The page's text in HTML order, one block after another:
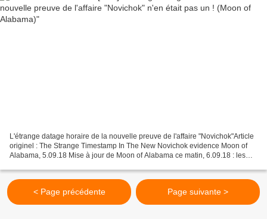
L'étrange datage horaire de la nouvelle preuve de l'affaire "Novichok"Article
originel : The Strange Timestamp In The New Novichok evidence Moon of
Alabama, 5.09.18 Mise à jour de Moon of Alabama ce matin, 6.09.18 : les
< Page précédente Page suivante >